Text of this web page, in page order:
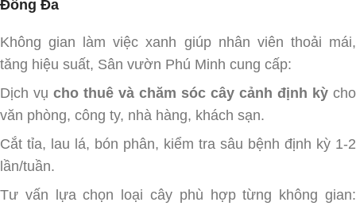
Đống Đa
Không gian làm việc xanh giúp nhân viên thoải mái,
tăng hiệu suất, Sân vườn Phú Minh cung cấp:
Dịch vụ cho thuê và chăm sóc cây cảnh định kỳ cho
văn phòng, công ty, nhà hàng, khách sạn.
Cắt tỉa, lau lá, bón phân, kiểm tra sâu bệnh định kỳ 1-2
lần/tuần.
Tư vấn lựa chọn loại cây phù hợp từng không gian: